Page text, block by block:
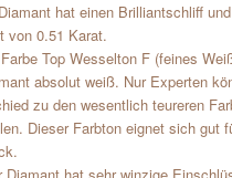
hat einen Brilliantschliff
von 0.51 Karat.
Top Wesselton F (feines
absolut weiß. Nur Experten
zu den wesentlich teureren
Dieser Farbton eignet sich gut